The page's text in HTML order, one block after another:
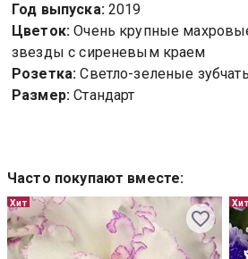
Год выпуска: 2019
Цветок: Очень крупные
звезды с сиреневым краем
Розетка: Светло-зеленые
Размер: Стандарт
Часто покупают вместе:
Хит Хит